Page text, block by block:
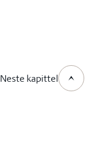
Neste kapittel